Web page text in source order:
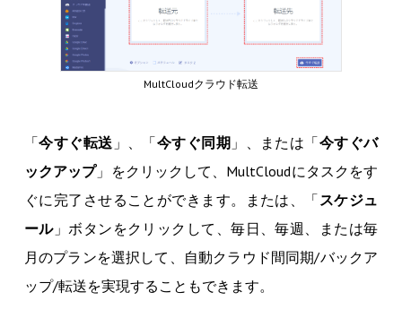
MultCloudクラウド転送
「今すぐ転送 」、「今すぐ同期 」、または「今すぐバ
ックアップ」をクリックして、MultCloudにタスクをす
ぐに完了させることができます。または、「 スケジュ
ール」ボタンをクリックして、毎日、毎週、または毎
月のプランを選択して、自動クラウド間同期/バックア
ップ/転送を実現することもできます。